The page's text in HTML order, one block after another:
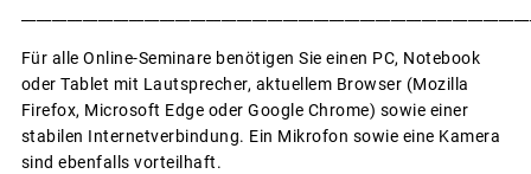
Für alle Online-Seminare benötigen Sie einen PC, Notebook
oder Tablet mit Lautsprecher, aktuellem Browser (Mozilla
Firefox, Microsoft Edge oder Google Chrome) sowie einer
stabilen Internetverbindung. Ein Mikrofon sowie eine Kamera
sind ebenfalls vorteilhaft.